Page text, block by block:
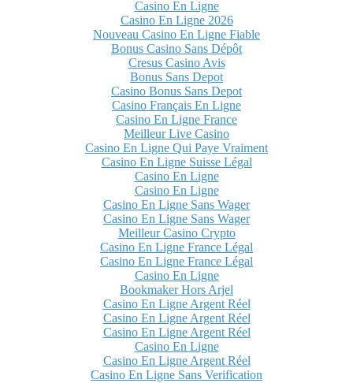
Casino En Ligne
Casino En Ligne 2026
Nouveau Casino En Ligne Fiable
Bonus Casino Sans Dépôt
Cresus Casino Avis
Bonus Sans Depot
Casino Bonus Sans Depot
Casino Français En Ligne
Casino En Ligne France
Meilleur Live Casino
Casino En Ligne Qui Paye Vraiment
Casino En Ligne Suisse Légal
Casino En Ligne
Casino En Ligne
Casino En Ligne Sans Wager
Casino En Ligne Sans Wager
Meilleur Casino Crypto
Casino En Ligne France Légal
Casino En Ligne France Légal
Casino En Ligne
Bookmaker Hors Arjel
Casino En Ligne Argent Réel
Casino En Ligne Argent Réel
Casino En Ligne Argent Réel
Casino En Ligne
Casino En Ligne Argent Réel
Casino En Ligne Sans Verification